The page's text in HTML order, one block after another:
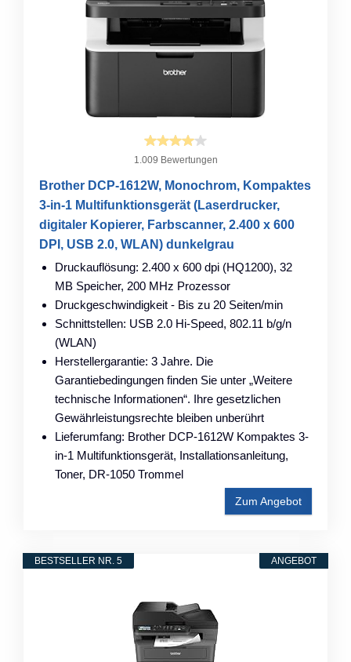
1.009 Bewertungen
Brother DCP-1612W, Monochrom, Kompaktes
3-in-1 Multifunktionsgerät (Laserdrucker,
digitaler Kopierer, Farbscanner, 2.400 x 600
DPI, USB 2.0, WLAN) dunkelgrau
Druckauflösung: 2.400 x 600 dpi (HQ1200), 32
MB Speicher, 200 MHz Prozessor
Druckgeschwindigkeit - Bis zu 20 Seiten/min
Schnittstellen: USB 2.0 Hi-Speed, 802.11 b/g/n
(WLAN)
Herstellergarantie: 3 Jahre. Die
Garantiebedingungen finden Sie unter „Weitere
technische Informationen“. Ihre gesetzlichen
Gewährleistungsrechte bleiben unberührt
Lieferumfang: Brother DCP-1612W Kompaktes 3-
in-1 Multifunktionsgerät, Installationsanleitung,
Toner, DR-1050 Trommel
Zum Angebot
ANGEBOT
BESTSELLER NR. 5